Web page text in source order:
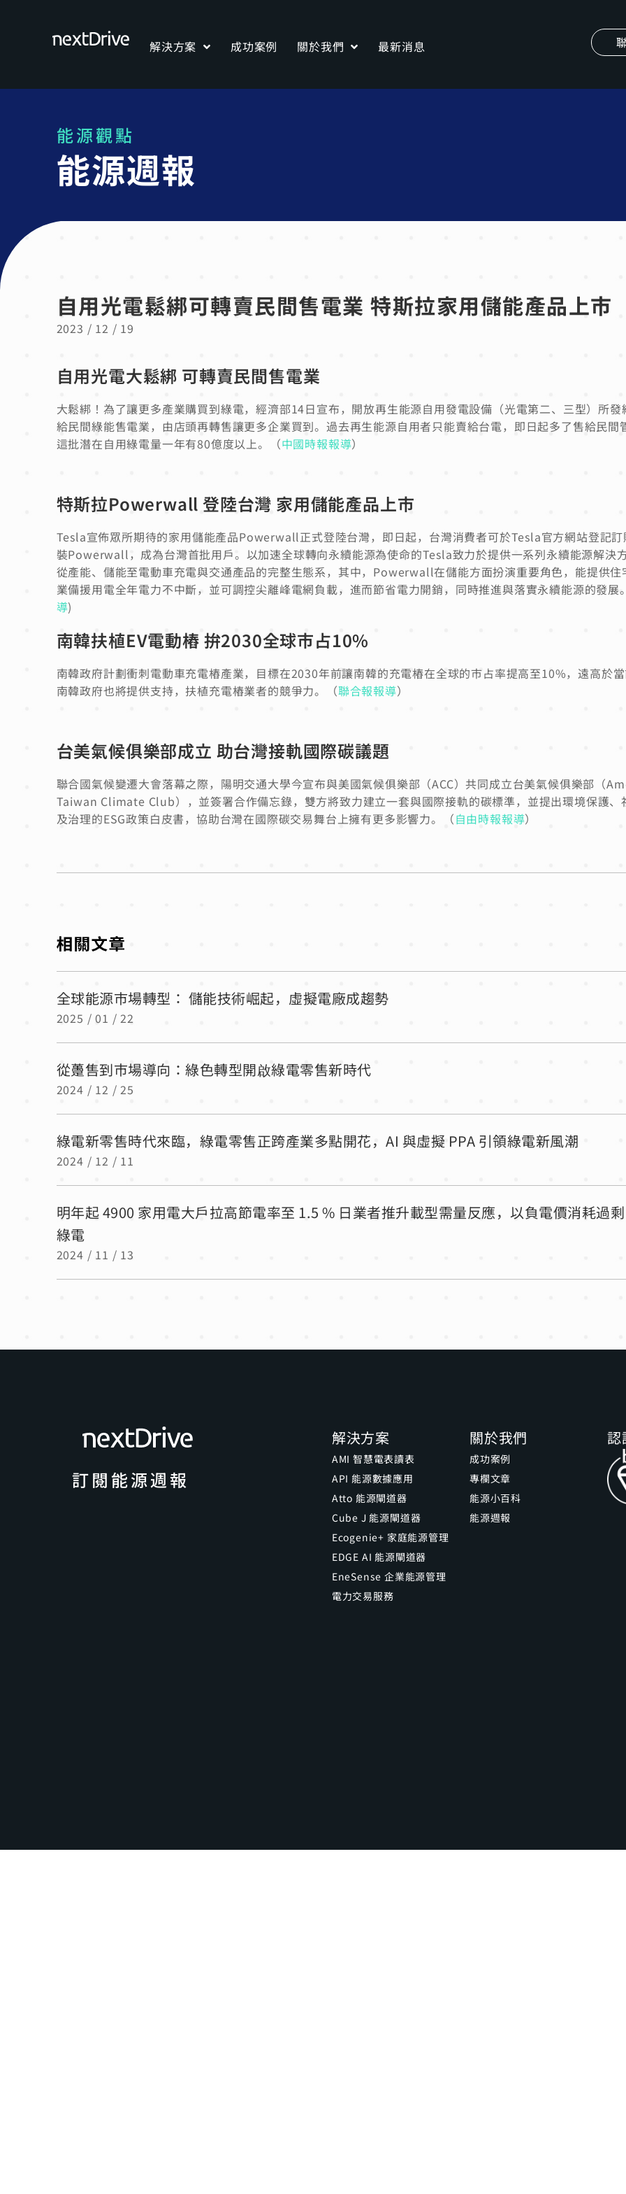
解決方案 成功案例 關於我們 最新消息
能源觀點
能源週報
自用光電鬆綁可轉賣民間售電業 特斯拉家用儲能產品上市
2023 / 12 / 19
自用光電大鬆綁 可轉賣民間售電業
大鬆綁！為了讓更多產業購買到綠電，經濟部14日宣布，開放再生能源自用發電設備（光電第二、三型）所發
給民間綠能售電業，由店頭再轉售讓更多企業買到。過去再生能源自用者只能賣給台電，即日起多了售給民間
這批潛在自用綠電量一年有80億度以上。（中國時報報導）
特斯拉Powerwall 登陸台灣 家用儲能產品上市
Tesla宣佈眾所期待的家用儲能產品Powerwall正式登陸台灣，即日起，台灣消費者可於Tesla官方網站登記
裝Powerwall，成為台灣首批用戶。以加速全球轉向永續能源為使命的Tesla致力於提供一系列永續能源解決
從產能、儲能至電動車充電與交通產品的完整生態系，其中，Powerwall在儲能方面扮演重要角色，能提供住
業備援用電全年電力不中斷，並可調控尖離峰電網負載，進而節省電力開銷，同時推進與落實永續能源的發展
導)
南韓扶植EV電動樁 拚2030全球市占10%
南韓政府計劃衝刺電動車充電樁產業，目標在2030年前讓南韓的充電樁在全球的市占率提高至10%，遠高於
南韓政府也將提供支持，扶植充電樁業者的競爭力。（聯合報報導）
台美氣候俱樂部成立 助台灣接軌國際碳議題
聯合國氣候變遷大會落幕之際，陽明交通大學今宣布與美國氣候俱樂部（ACC）共同成立台美氣候俱樂部（
Taiwan Climate Club），並簽署合作備忘錄，雙方將致力建立一套與國際接軌的碳標準，並提出環境保護、
及治理的ESG政策白皮書，協助台灣在國際碳交易舞台上擁有更多影響力。（自由時報報導）
全球能源市場轉型： 儲能技術崛起，虛擬電廠成趨勢
2025 / 01 / 22
從躉售到市場導向：綠色轉型開啟綠電零售新時代
2024 / 12 / 25
綠電新零售時代來臨，綠電零售正跨產業多點開花，AI 與虛擬 PPA 引領綠電新風潮
2024 / 12 / 11
明年起 4900 家用電大戶拉高節電率至 1.5 % 日業者推升載型需量反應，以負電價消耗過剩
綠電
2024 / 11 / 13
訂閱能源週報
解決方案
AMI 智慧電表讀表
API 能源數據應用
Atto 能源閘道器
Cube J 能源閘道器
Ecogenie+ 家庭能源管理
EDGE AI 能源閘道器
EneSense 企業能源管理
電力交易服務
關於我們
成功案例
專欄文章
能源小百科
能源週報
認